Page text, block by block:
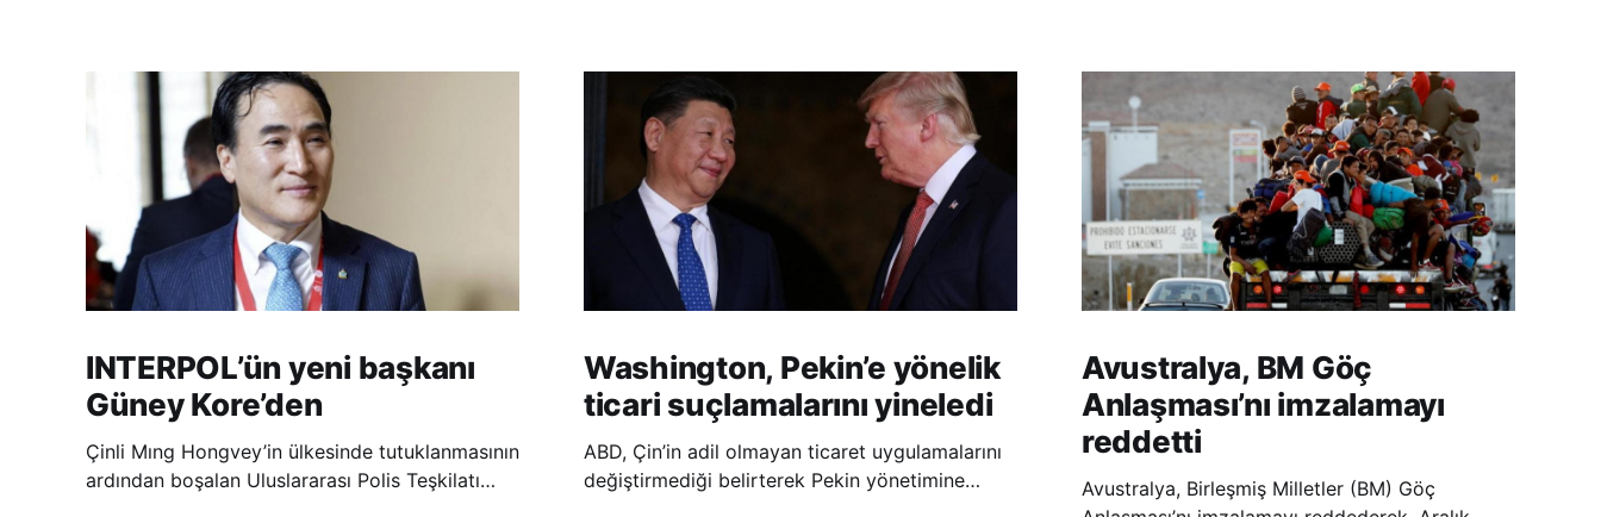
INTERPOL’ün yeni başkanı
Güney Kore’den
Çinli Mıng Hongvey’in ülkesinde tutuklanmasının
ardından boşalan Uluslararası Polis Teşkilatı
Washington, Pekin’e yönelik
ticari suçlamalarını yineledi
ABD, Çin’in adil olmayan ticaret uygulamalarını
değiştirmediği belirterek Pekin yönetimine
Avustralya, BM Göç
Anlaşması’nı imzalamayı
reddetti
Avustralya, Birleşmiş Milletler (BM) Göç